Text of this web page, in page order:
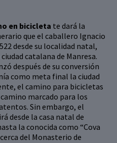
en bicicleta te dará la
que el caballero Ignacio
desde su localidad natal,
catalana de Manresa.
después de su conversión
como meta final la ciudad
el camino para bicicletas
marcado para los
Sin embargo, el
desde la casa natal de
la conocida como “Cova
del Monasterio de